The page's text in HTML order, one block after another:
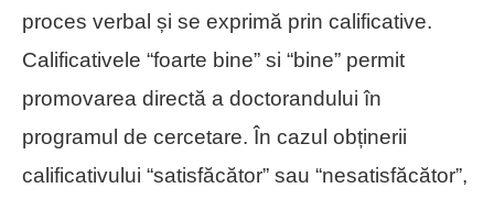
proces verbal și se exprimă prin calificative.
Calificativele “foarte bine” si “bine” permit
promovarea directă a doctorandului în
programul de cercetare. În cazul obținerii
calificativului “satisfăcător” sau “nesatisfăcător”,